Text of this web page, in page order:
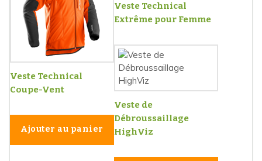
Veste Technical
Coupe-Vent
Ajouter au panier
Veste Technical
Extrême pour Femme
Veste de
Débroussaillage
HighViz